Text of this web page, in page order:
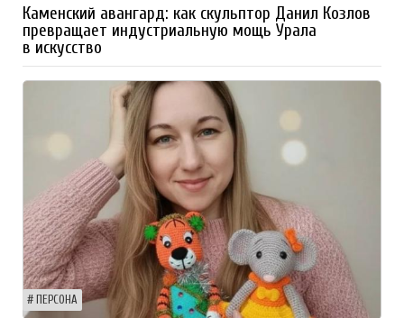
Каменский авангард: как скульптор Данил Козлов
превращает индустриальную мощь Урала
в искусство
ПЕРСОНА